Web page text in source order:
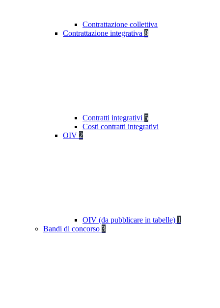
Contrattazione collettiva
Contrattazione integrativa 8
Contratti integrativi 5
Costi contratti integrativi
OIV 2
OIV (da pubblicare in tabelle) 1
Bandi di concorso 3